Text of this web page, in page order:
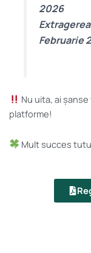
2026
Februarie
Nu uita, ai
platforme!
Mult succes